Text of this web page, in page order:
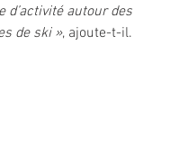
d’activité autour des
de ski », ajoute-t-il.